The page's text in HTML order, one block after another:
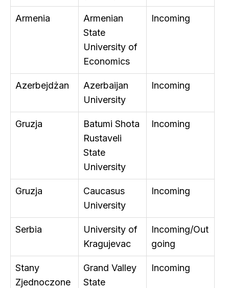
Armenia
Armenian
State
University of
Economics
Incoming
Azerbejdżan
Azerbaijan
University
Incoming
Gruzja
Batumi Shota
Rustaveli
State
University
Incoming
Gruzja
Caucasus
University
Incoming
Serbia
University of
Kragujevac
Incoming/Out
going
Stany
Zjednoczone
Grand Valley
State
Incoming